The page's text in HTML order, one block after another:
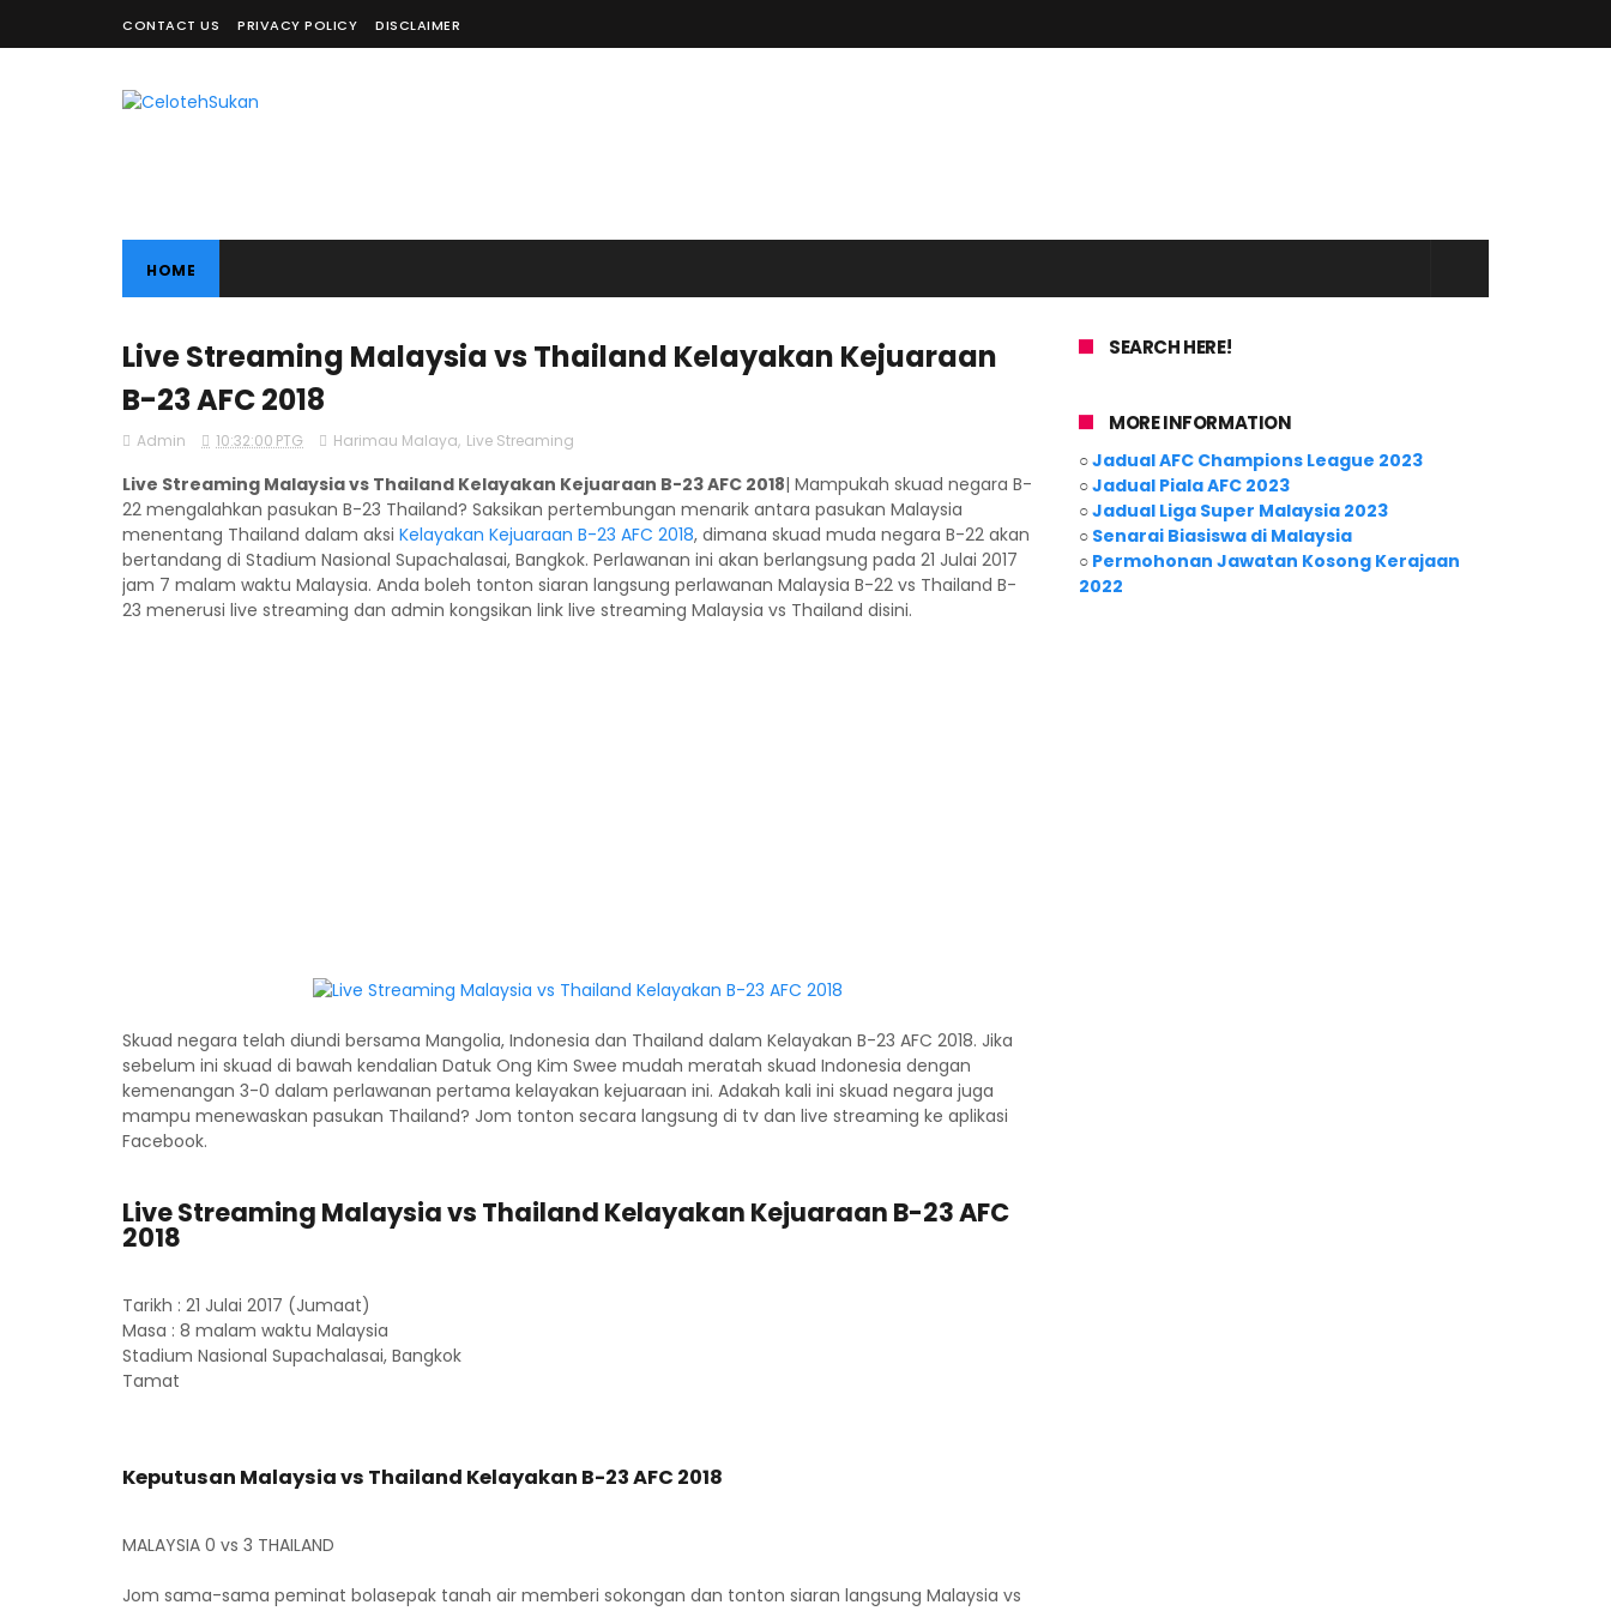
CONTACT US PRIVACY POLICY DISCLAIMER
HOME
Live Streaming Malaysia vs Thailand Kelayakan Kejuaraan
B-23 AFC 2018
Admin 10:32:00 PTG Harimau Malaya, Live Streaming
Live Streaming Malaysia vs Thailand Kelayakan Kejuaraan B-23 AFC 2018| Mampukah skuad negara B-
22 mengalahkan pasukan B-23 Thailand? Saksikan pertembungan menarik antara pasukan Malaysia
menentang Thailand dalam aksi Kelayakan Kejuaraan B-23 AFC 2018, dimana skuad muda negara B-22 akan
bertandang di Stadium Nasional Supachalasai, Bangkok. Perlawanan ini akan berlangsung pada 21 Julai 2017
jam 7 malam waktu Malaysia. Anda boleh tonton siaran langsung perlawanan Malaysia B-22 vs Thailand B-
23 menerusi live streaming dan admin kongsikan link live streaming Malaysia vs Thailand disini.
Skuad negara telah diundi bersama Mangolia, Indonesia dan Thailand dalam Kelayakan B-23 AFC 2018. Jika
sebelum ini skuad di bawah kendalian Datuk Ong Kim Swee mudah meratah skuad Indonesia dengan
kemenangan 3-0 dalam perlawanan pertama kelayakan kejuaraan ini. Adakah kali ini skuad negara juga
mampu menewaskan pasukan Thailand? Jom tonton secara langsung di tv dan live streaming ke aplikasi
Facebook.
Live Streaming Malaysia vs Thailand Kelayakan Kejuaraan B-23 AFC
2018
Tarikh : 21 Julai 2017 (Jumaat)
Masa : 8 malam waktu Malaysia
Stadium Nasional Supachalasai, Bangkok
Tamat
Keputusan Malaysia vs Thailand Kelayakan B-23 AFC 2018
MALAYSIA 0 vs 3 THAILAND
Jom sama-sama peminat bolasepak tanah air memberi sokongan dan tonton siaran langsung Malaysia vs
SEARCH HERE!
MORE INFORMATION
○Jadual AFC Champions League 2023
○Jadual Piala AFC 2023
○Jadual Liga Super Malaysia 2023
○ Senarai Biasiswa di Malaysia
○ Permohonan Jawatan Kosong Kerajaan
2022